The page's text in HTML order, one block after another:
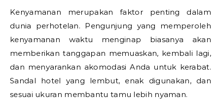
Kenyamanan merupakan faktor penting dalam
dunia perhotelan. Pengunjung yang memperoleh
kenyamanan waktu menginap biasanya akan
memberikan tanggapan memuaskan, kembali lagi,
dan menyarankan akomodasi Anda untuk kerabat.
Sandal hotel yang lembut, enak digunakan, dan
sesuai ukuran membantu tamu lebih nyaman.